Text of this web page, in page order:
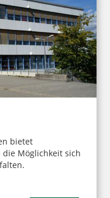
bietet
Möglichkeit sich